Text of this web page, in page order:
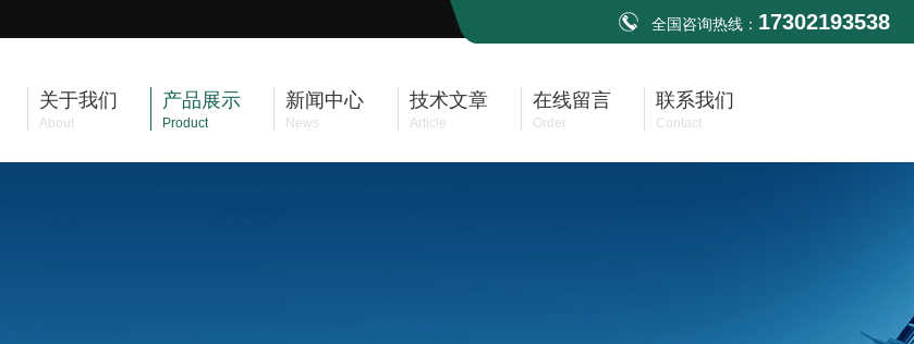
全国咨询热线： 17302193538
关于我们
About
产品展示
Product
新闻中心
News
技术文章
Article
在线留言
Order
联系我们
Contact